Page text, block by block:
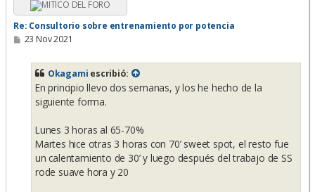
Re: Consultorio sobre entrenamiento por potencia
M
23 Nov 2021
Okagami escribió:
En principio llevo dos semanas, y los he hecho de la
siguiente forma.
Lunes 3 horas al 65-70%
Martes hice otras 3 horas con 70’ sweet spot, el resto fue
un calentamiento de 30’ y luego después del trabajo de SS
rode suave hora y 20